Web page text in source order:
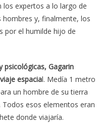
expertos a lo largo de
hombres y, finalmente, los
por el humilde hijo de
psicológicas, Gagarin
espacial. Medía 1 metro
un hombre de su tierra
esos elementos eran
donde viajaría.